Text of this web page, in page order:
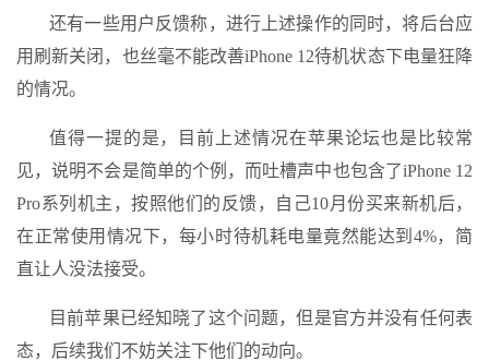
还有一些用户反馈称，进行上述操作的同时，将后台应
用刷新关闭，也丝毫不能改善iPhone 12待机状态下电量狂降
的情况。
值得一提的是，目前上述情况在苹果论坛也是比较常
见，说明不会是简单的个例，而吐槽声中也包含了iPhone 12
Pro系列机主，按照他们的反馈，自己10月份买来新机后，
在正常使用情况下，每小时待机耗电量竟然能达到4%，简
直让人没法接受。
目前苹果已经知晓了这个问题，但是官方并没有任何表
态，后续我们不妨关注下他们的动向。